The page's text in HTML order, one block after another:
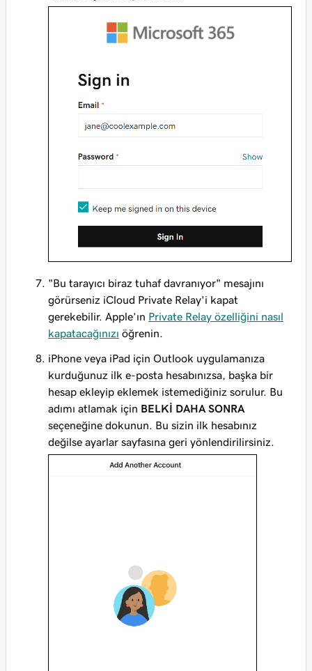
"Bu tarayıcı biraz tuhaf davranıyor" mesajını
görürseniz iCloud Private Relay'i kapat
gerekebilir. Apple’ın Private Relay özelliğini nasıl
kapatacağınızı öğrenin.
iPhone veya iPad için Outlook uygulamanıza
kurduğunuz ilk e-posta hesabınızsa, başka bir
hesap ekleyip eklemek istemediğiniz sorulur. Bu
adımı atlamak için BELKİ DAHA SONRA
seçeneğine dokunun. Bu sizin ilk hesabınız
değilse ayarlar sayfasına geri yönlendirilirsiniz.